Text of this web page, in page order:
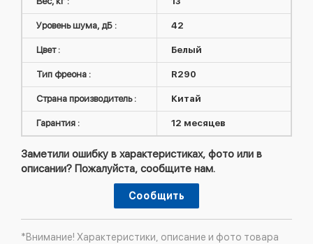
Уровень шума, дБ : 42
Цвет : Белый
Тип фреона : R290
Страна производитель : Китай
Гарантия : 12 месяцев
Заметили ошибку в характеристиках, фото или в
описании? Пожалуйста, сообщите нам.
Сообщить
*Внимание! Характеристики, описание и фото товара